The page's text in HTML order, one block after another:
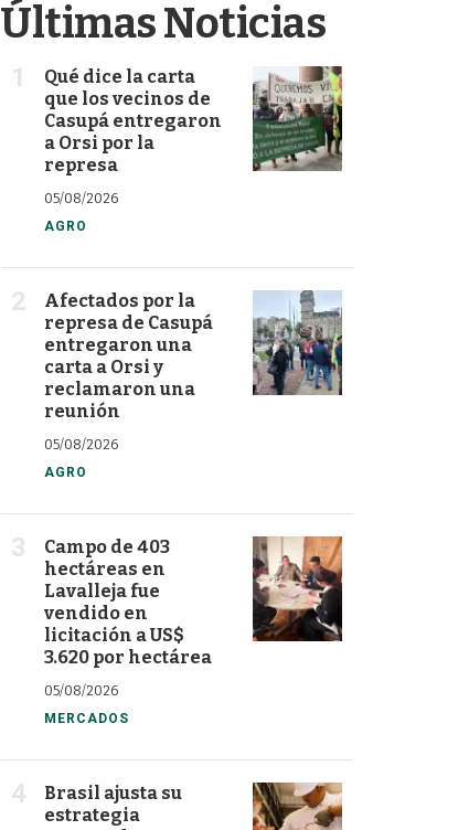
Últimas Noticias
Qué dice la carta
que los vecinos de
Casupá entregaron
a Orsi por la
represa
05/08/2026
AGRO
Afectados por la
represa de Casupá
entregaron una
carta a Orsi y
reclamaron una
reunión
05/08/2026
AGRO
Campo de 403
hectáreas en
Lavalleja fue
vendido en
licitación a US$
3.620 por hectárea
05/08/2026
MERCADOS
Brasil ajusta su
estrategia